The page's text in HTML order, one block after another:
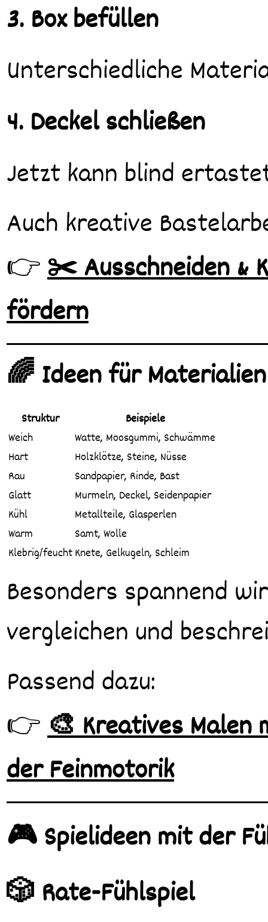
3. Box befüllen
Unterschiedliche
4. Deckel schließen
Jetzt kann blind
Auch kreative
👉✂️ Ausschneiden &
fördern
🌈 Ideen für Materialien
Struktur
Beispiele
Weich
Watte, Moosgummi, Schwämme
Hart
Holzklötze, Steine, Nüsse
Rau
Sandpapier, Rinde, Bast
Glatt
Murmeln, Deckel, Seidenpapier
Kühl
Metallteile, Glasperlen
Warm
Samt, Wolle
Klebrig/feuchtKnete, Gelkugeln, Schleim
Besonders spannend
vergleichen und
Passend dazu:
👉🎨 Kreatives Malen
der Feinmotorik
🎮 Spielideen mit der
🎲 Rate-Fühlspiel